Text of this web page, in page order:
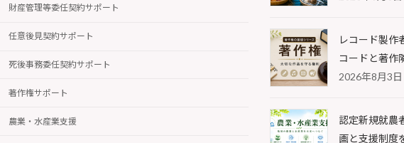
財産管理等委任契約サポート
任意後見契約サポート
死後事務委任契約サポート
著作権サポート
農業・水産業支援
レコード製作
コードと著作
2026年8月3日
認定新規就農
画と支援制度